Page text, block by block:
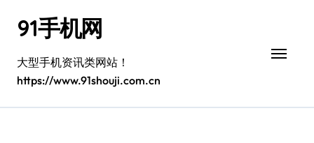
91手机网
大型手机资讯类网站！
https://www.91shouji.com.cn